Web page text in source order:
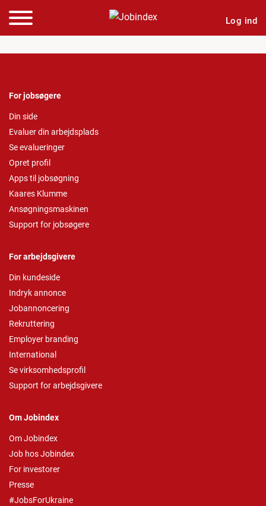
Log ind
For jobsøgere
Din side
Evaluer din arbejdsplads
Se evalueringer
Opret profil
Apps til jobsøgning
Kaares Klumme
Ansøgningsmaskinen
Support for jobsøgere
For arbejdsgivere
Din kundeside
Indryk annonce
Jobannoncering
Rekruttering
Employer branding
International
Se virksomhedsprofil
Support for arbejdsgivere
Om Jobindex
Om Jobindex
Job hos Jobindex
For investorer
Presse
#JobsForUkraine